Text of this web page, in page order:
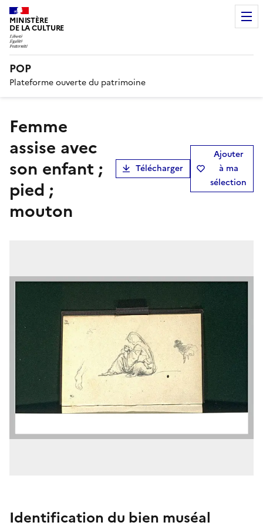
MINISTÈRE
DE LA CULTURE
POP
Plateforme ouverte du patrimoine
Femme
assise avec
son enfant ;
pied ;
mouton
Télécharger
Ajouter
à ma
sélection
Identification du bien muséal